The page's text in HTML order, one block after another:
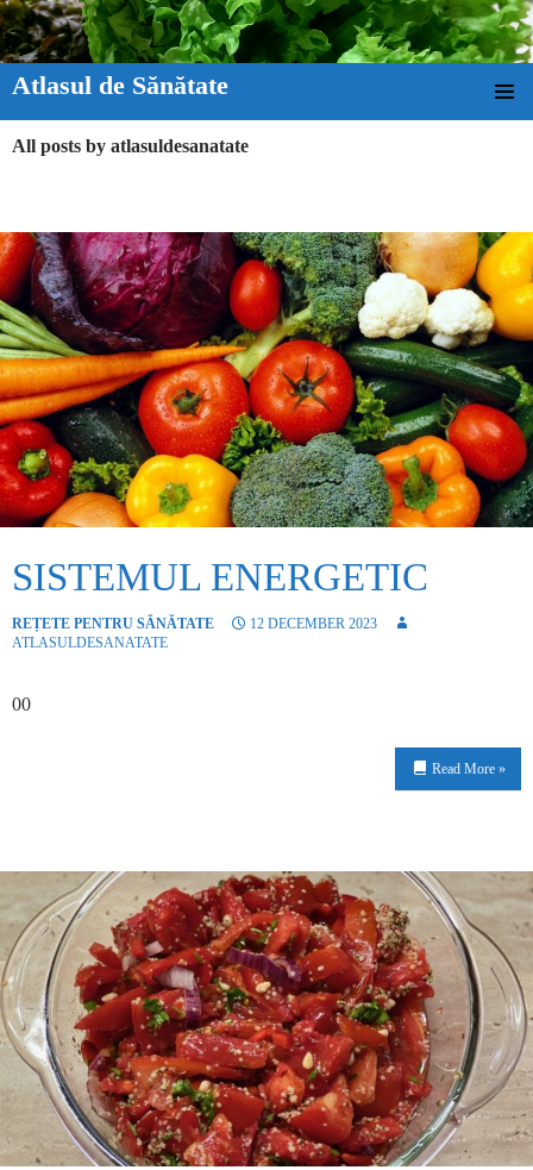
Atlasul de Sănătate
All posts by atlasuldesanatate
SISTEMUL ENERGETIC
REȚETE PENTRU SĂNĂTATE
12 DECEMBER 2023
ATLASULDESANATATE
00
Read More »